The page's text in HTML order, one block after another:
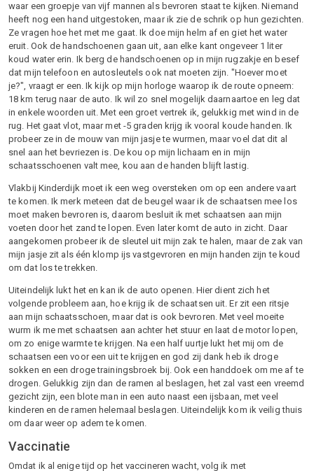
waar een groepje van vijf mannen als bevroren staat te kijken. Niemand
heeft nog een hand uitgestoken, maar ik zie de schrik op hun gezichten.
Ze vragen hoe het met me gaat. Ik doe mijn helm af en giet het water
eruit. Ook de handschoenen gaan uit, aan elke kant ongeveer 1 liter
koud water erin. Ik berg de handschoenen op in mijn rugzakje en besef
dat mijn telefoon en autosleutels ook nat moeten zijn. "Hoever moet
je?", vraagt er een. Ik kijk op mijn horloge waarop ik de route opneem:
18 km terug naar de auto. Ik wil zo snel mogelijk daarnaartoe en leg dat
in enkele woorden uit. Met een groet vertrek ik, gelukkig met wind in de
rug. Het gaat vlot, maar met -5 graden krijg ik vooral koude handen. Ik
probeer ze in de mouw van mijn jasje te wurmen, maar voel dat dit al
snel aan het bevriezen is. De kou op mijn lichaam en in mijn
schaatsschoenen valt mee, kou aan de handen blijft lastig.
Vlakbij Kinderdijk moet ik een weg oversteken om op een andere vaart
te komen. Ik merk meteen dat de beugel waar ik de schaatsen mee los
moet maken bevroren is, daarom besluit ik met schaatsen aan mijn
voeten door het zand te lopen. Even later komt de auto in zicht. Daar
aangekomen probeer ik de sleutel uit mijn zak te halen, maar de zak van
mijn jasje zit als één klomp ijs vastgevroren en mijn handen zijn te koud
om dat los te trekken.
Uiteindelijk lukt het en kan ik de auto openen. Hier dient zich het
volgende probleem aan, hoe krijg ik de schaatsen uit. Er zit een ritsje
aan mijn schaatsschoen, maar dat is ook bevroren. Met veel moeite
wurm ik me met schaatsen aan achter het stuur en laat de motor lopen,
om zo enige warmte te krijgen. Na een half uurtje lukt het mij om de
schaatsen een voor een uit te krijgen en god zij dank heb ik droge
sokken en een droge trainingsbroek bij. Ook een handdoek om me af te
drogen. Gelukkig zijn dan de ramen al beslagen, het zal vast een vreemd
gezicht zijn, een blote man in een auto naast een ijsbaan, met veel
kinderen en de ramen helemaal beslagen. Uiteindelijk kom ik veilig thuis
om daar weer op adem te komen.
Vaccinatie
Omdat ik al enige tijd op het vaccineren wacht, volg ik met